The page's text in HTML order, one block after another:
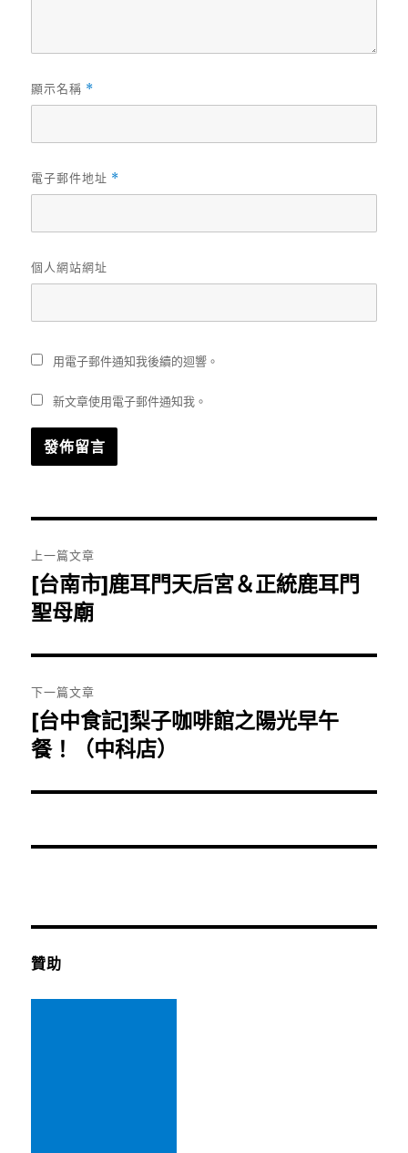
顯示名稱 *
電子郵件地址 *
個人網站網址
用電子郵件通知我後續的迴響。
新文章使用電子郵件通知我。
章
導
覽
上一篇文章
上
一
文
章:
[台南市]鹿耳門天后宮＆正統鹿耳門
聖母廟
下一篇文章
下
一
文
[台中食記]梨子咖啡館之陽光早午
餐！（中科店）
贊助